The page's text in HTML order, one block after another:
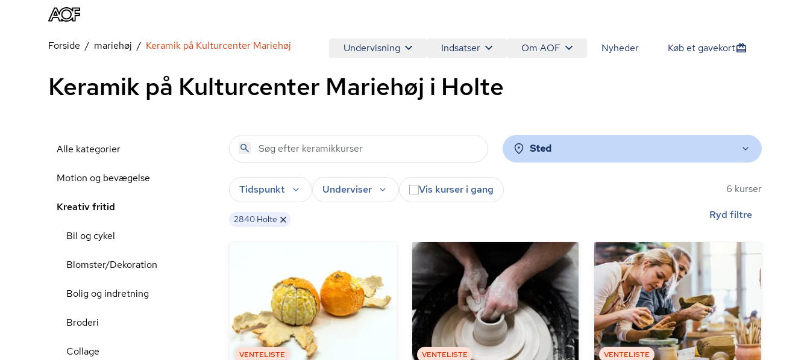
Undervisning Indsatser Om AOF Nyheder Køb et gavekort
Forside mariehøj Keramik på Kulturcenter Mariehøj
Keramik på Kulturcenter Mariehøj i Holte
Alle kategorier
Motion og bevægelse
Kreativ fritid
Bil og cykel
Blomster/Dekoration
Bolig og indretning
Broderi
Collage
Sted
Tidspunkt Underviser Vis kurser i gang
2840 Holte
6 kurser
Ryd filtre
VENTELISTE VENTELISTE VENTELISTE